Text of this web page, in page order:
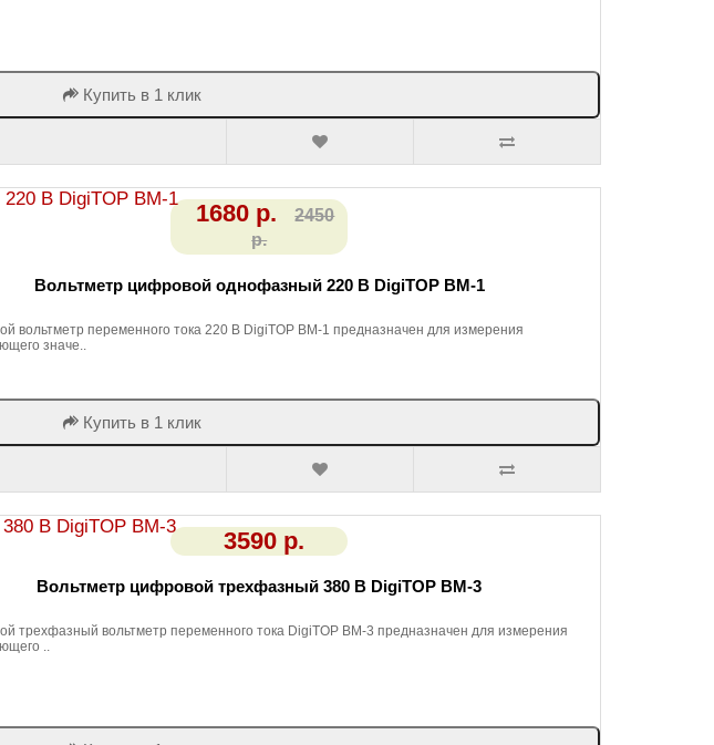
Купить в 1 клик
1680 р.
2450
р.
Вольтметр цифровой однофазный 220 В DigiTOP ВМ-1
вольтметр переменного тока 220 В DigiTOP ВМ-1 предназначен для измерения
значе..
Купить в 1 клик
3590 р.
Вольтметр цифровой трехфазный 380 В DigiTOP ВМ-3
трехфазный вольтметр переменного тока DigiTOP ВМ-3 предназначен для измерения
..